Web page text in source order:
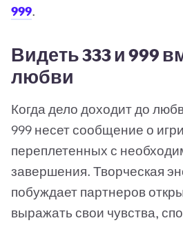
999.
Видеть 333 и 999
любви
Когда дело доходит до
999 несет сообщение о
переплетенных с
завершения. Творческая
побуждает партнеров
выражать свои чувства,